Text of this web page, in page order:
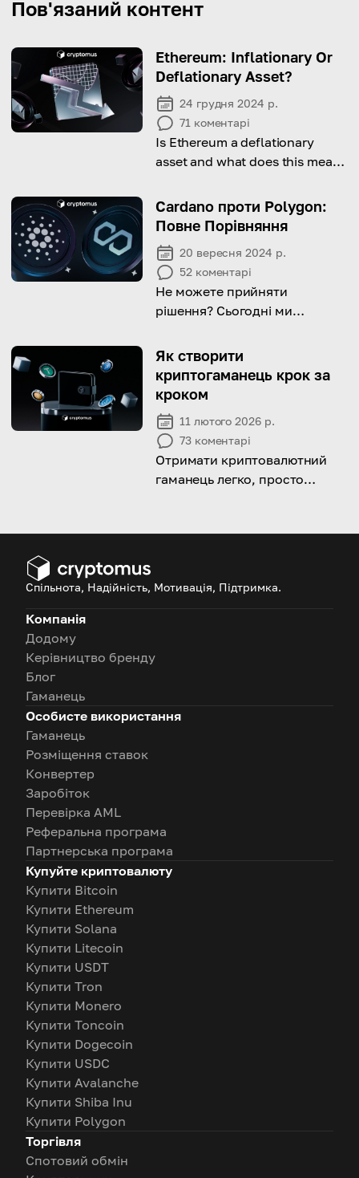
Пов'язаний контент
Ethereum: Inflationary Or
Deflationary Asset?
24 грудня 2024 р.
71 коментарі
Is Ethereum a deflationary
asset and what does this mean
Cardano проти Polygon:
Повне Порівняння
20 вересня 2024 р.
52 коментарі
Не можете прийняти
рішення? Сьогодні ми
Polygon на основі їх ключових
особливостей, щоб
допомогти вам вибрати.
Як створити
криптогаманець крок за
кроком
11 лютого 2026 р.
73 коментарі
Отримати криптовалютний
гаманець легко, просто
Спільнота, Надійність, Мотивація, Підтримка.
Компанія
Додому
Керівництво бренду
Блог
Гаманець
Особисте використання
Гаманець
Розміщення ставок
Конвертер
Заробіток
Перевірка AML
Реферальна програма
Партнерська програма
Купуйте криптовалюту
Купити Bitcoin
Купити Ethereum
Купити Solana
Купити Litecoin
Купити USDT
Купити Tron
Купити Monero
Купити Toncoin
Купити Dogecoin
Купити USDC
Купити Avalanche
Купити Shiba Inu
Купити Polygon
Торгівля
Спотовий обмін